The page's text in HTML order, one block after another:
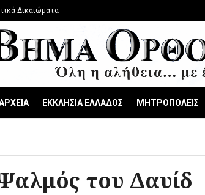
Δικαιώματα
ΕΚΚΛΗΣΙΑ ΕΛΛΑΔΟΣ ΜΗΤΡΟΠΟΛΕΙΣ
του Δαυίδ